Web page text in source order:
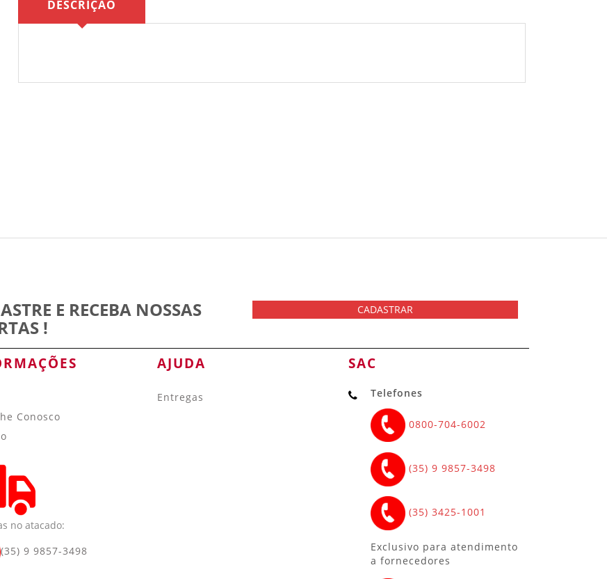
DESCRIÇÃO
E RECEBA NOSSAS
!
CADASTRAR
Conosco
no atacado:
(35) 9 9857-3498
AJUDA
Entregas
SAC
Telefones
0800-704-6002
(35) 9 9857-3498
(35) 3425-1001
Exclusivo para atendimento
a fornecedores